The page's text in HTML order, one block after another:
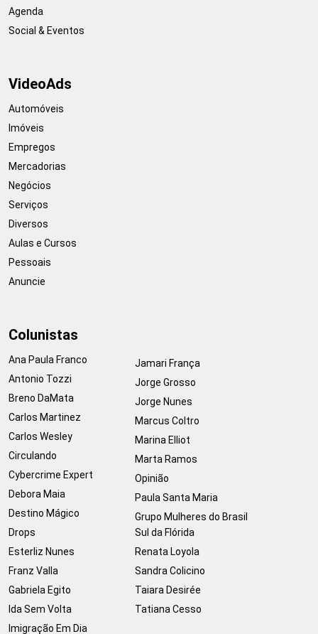
Agenda
Social & Eventos
VideoAds
Automóveis
Imóveis
Empregos
Mercadorias
Negócios
Serviços
Diversos
Aulas e Cursos
Pessoais
Anuncie
Colunistas
Ana Paula Franco
Antonio Tozzi
Breno DaMata
Carlos Martinez
Carlos Wesley
Circulando
Cybercrime Expert
Debora Maia
Destino Mágico
Drops
Esterliz Nunes
Franz Valla
Gabriela Egito
Ida Sem Volta
Imigração Em Dia
Jamari França
Jorge Grosso
Jorge Nunes
Marcus Coltro
Marina Elliot
Marta Ramos
Opinião
Paula Santa Maria
Grupo Mulheres do Brasil
Sul da Flórida
Renata Loyola
Sandra Colicino
Taiara Desirée
Tatiana Cesso